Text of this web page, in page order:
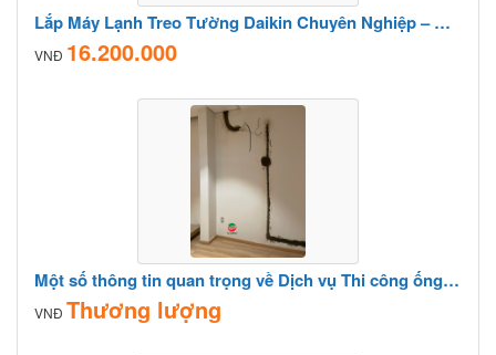
Lắp Máy Lạnh Treo Tường Daikin Chuyên Nghiệp – Bảo Hành Dài Hạn
VNĐ 16.200.000
Một số thông tin quan trọng về Dịch vụ Thi công ống đồng máy lạnh
VNĐ Thương lượng